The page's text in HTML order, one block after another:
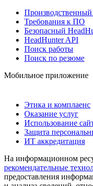
Производственный
Требования к ПО
Безопасный
HeadHunter API
Поиск работы
Поиск по резюме
Мобильное приложение
Этика и комплаенс
Оказание услуг
Использование
Защита
ИТ аккредитация
На информационном
рекомендательные
предоставления